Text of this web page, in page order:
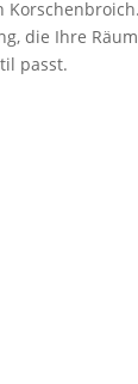
die Ihre
passt.